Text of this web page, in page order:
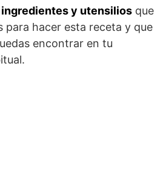
ingredientes y utensilios que
para hacer esta receta y que
encontrar en tu